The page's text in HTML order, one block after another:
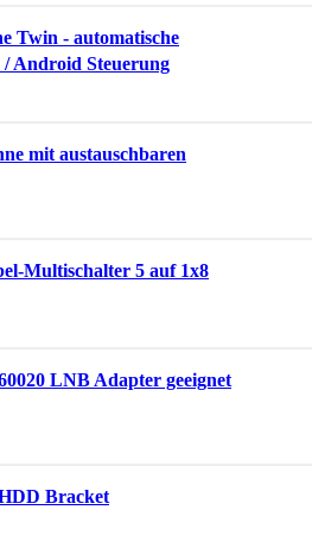
Twin - automatische
Android Steuerung
mit austauschbaren
Multischalter 5 auf 1x8
LNB Adapter geeignet
Bracket